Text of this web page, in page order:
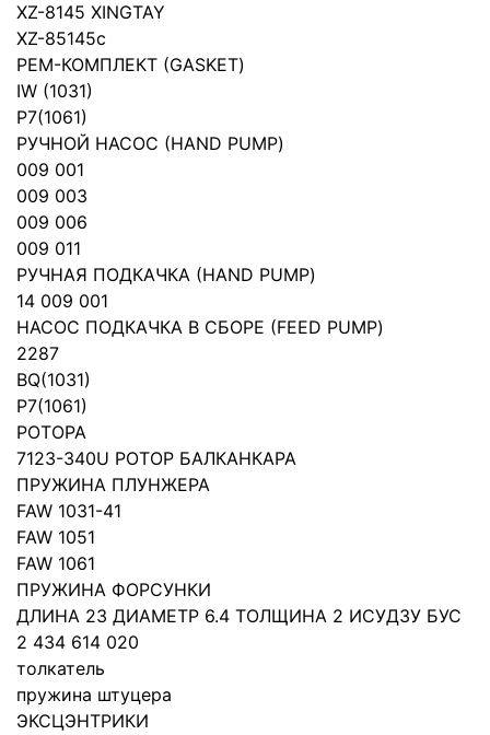
XZ-8145 XINGTAY
XZ-85145c
РЕМ-КОМПЛЕКТ (GASKET)
IW (1031)
P7(1061)
РУЧНОЙ НАСОС (HAND PUMP)
009 001
009 003
009 006
009 011
РУЧНАЯ ПОДКАЧКА (HAND PUMP)
14 009 001
НАСОС ПОДКАЧКА В СБОРЕ (FEED PUMP)
2287
BQ(1031)
P7(1061)
РОТОРА
7123-340U РОТОР БАЛКАНКАРА
ПРУЖИНА ПЛУНЖЕРА
FAW 1031-41
FAW 1051
FAW 1061
ПРУЖИНА ФОРСУНКИ
ДЛИНА 23 ДИАМЕТР 6.4 ТОЛЩИНА 2 ИСУДЗУ БУС
2 434 614 020
толкатель
пружина штуцера
ЭКСЦЭНТРИКИ